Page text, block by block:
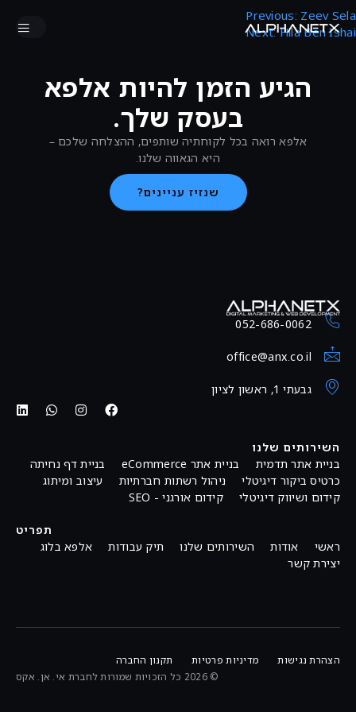
Previous: ‎Zeev Sela‎‏
Next: Hila Ben Ishai
הגיע הזמן להיות אלפא
בעסק שלך.
אלפא רואה בכל לקוחתיה שותפים, ההצלחה שלכם –
היא הגאווה שלנו.
שנזיז עניינים?
052-686-0062
office@anx.co.il
גבעתי 1, ראשון לציון
השירותים שלנו
בניית אתר תדמית
בניית אתר eCommerce
בניית דף נחיתה
כרטיס ביקור דיגיטלי
ניהול רשתות חברתיות
עיצוב ומיתוג
קידום ושיווק דיגיטלי
קידום אורגני - SEO
תפריט
ראשי
אודות השירותים שלנו תיק עבודות
אלפא בלוג
יצירת קשר
הצהרת נגישות מדיניות פרטיות
תקנון החברה
© 2026 כל הזכויות שמורות לחברת אי. אן. אקס